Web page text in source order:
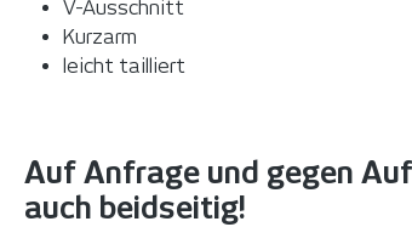
V-Ausschnitt
Kurzarm
leicht tailliert
Auf Anfrage und gegen
auch beidseitig!